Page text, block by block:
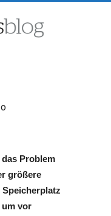
Problem
größere
um vor